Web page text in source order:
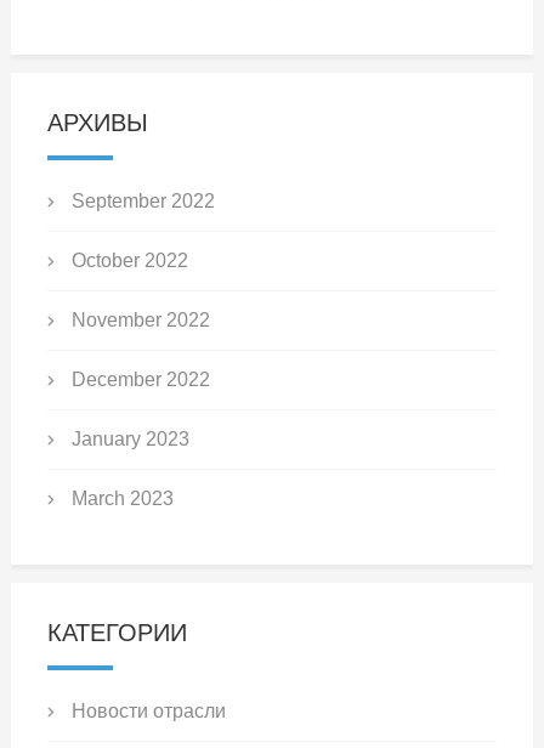
АРХИВЫ
September 2022
October 2022
November 2022
December 2022
January 2023
March 2023
КАТЕГОРИИ
Новости отрасли